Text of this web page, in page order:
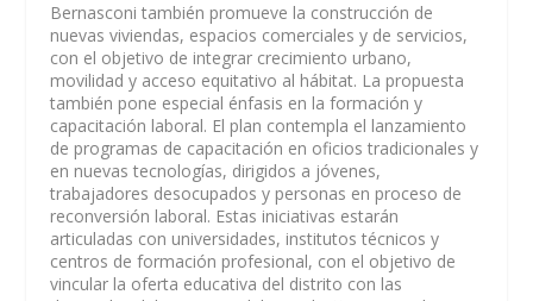
Bernasconi también promueve la construcción de
nuevas viviendas, espacios comerciales y de servicios,
con el objetivo de integrar crecimiento urbano,
movilidad y acceso equitativo al hábitat. La propuesta
también pone especial énfasis en la formación y
capacitación laboral. El plan contempla el lanzamiento
de programas de capacitación en oficios tradicionales y
en nuevas tecnologías, dirigidos a jóvenes,
trabajadores desocupados y personas en proceso de
reconversión laboral. Estas iniciativas estarán
articuladas con universidades, institutos técnicos y
centros de formación profesional, con el objetivo de
vincular la oferta educativa del distrito con las